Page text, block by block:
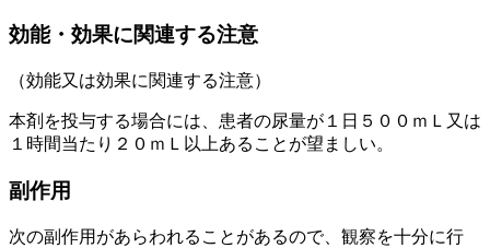
効能・効果に関連する注意
（効能又は効果に関連する注意）
本剤を投与する場合には、患者の尿量が１日５００ｍＬ又は
１時間当たり２０ｍＬ以上あることが望ましい。
副作用
次の副作用があらわれることがあるので、観察を十分に行